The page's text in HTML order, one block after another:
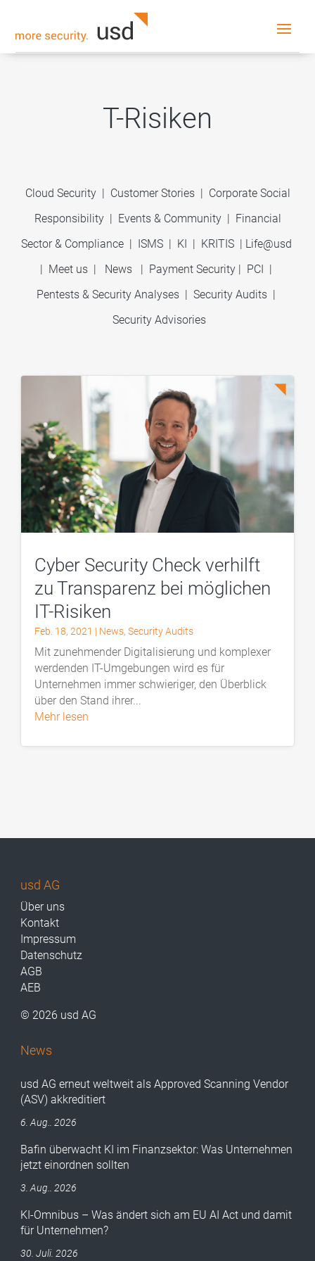
T-Risiken
Cloud Security | Customer Stories| Corporate Social
Responsibility| Events & Community | Financial
Sector & Compliance| ISMS| KI | KRITIS| Life@usd
| Meet us | News | Payment Security | PCI |
Pentests & Security Analyses | Security Audits |
Security Advisories
Cyber Security Check verhilft
zu Transparenz bei möglichen
IT-Risiken
Feb. 18, 2021 | News,Security Audits
Mit zunehmender Digitalisierung und komplexer
werdenden IT-Umgebungen wird es für
Unternehmen immer schwieriger, den Überblick
über den Stand ihrer...
mehr lesen
usd AG
Über uns
Kontakt
Impressum
Datenschutz
AGB
AEB
© 2026 usd AG
News
usd AG erneut weltweit als Approved Scanning Vendor
(ASV) akkreditiert
6. Aug.. 2026
Bafin überwacht KI im Finanzsektor: Was Unternehmen
jetzt einordnen sollten
3. Aug.. 2026
KI-Omnibus – Was ändert sich am EU AI Act und damit
für Unternehmen?
30. Juli. 2026